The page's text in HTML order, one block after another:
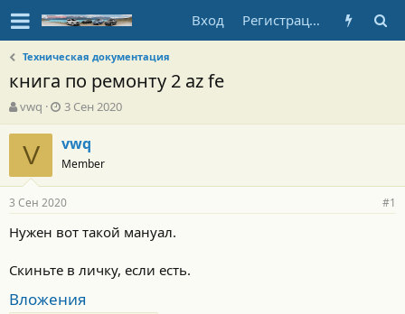
Вход Регистрация
Техническая документация
книга по ремонту 2 az fe
А
в
т
о
т
е
м
ы
vwq
Д
а
т
а
н
а
ч
а
л
3 Сен 2020
V vwq
Member
3 Сен 2020 #1
Нужен вот такой мануал.
Скиньте в личку, если есть.
Вложения